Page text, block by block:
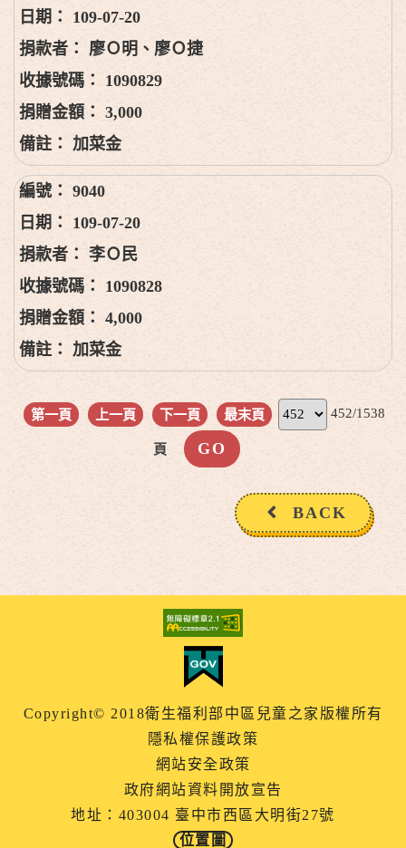
109-07-20
廖Ｏ明、廖Ｏ捷
1090829
3,000
加菜金
9040
109-07-20
李Ｏ民
1090828
4,000
加菜金
第一頁 上一頁 下一頁 最末頁 452/1538
頁
BACK
Copyright© 2018衛生福利部中區兒童之家版權所有
隱私權保護政策
網站安全政策
政府網站資料開放宣告
地址：403004 臺中市西區大明街27號
位置圖